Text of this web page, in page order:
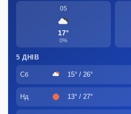
05
17°
0%
5 ДНІВ
Сб 15° / 26°
Нд 13° / 27°